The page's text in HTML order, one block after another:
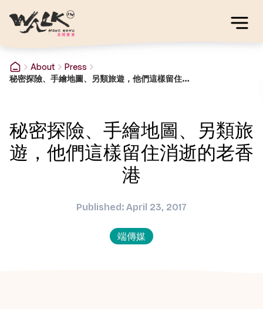
About
Press
秘密探險、手繪地圖、另類旅遊，他們這樣留住消逝的老香港
秘密探險、手繪地圖、另類旅
遊，他們這樣留住消逝的老香
港
Published: April 23, 2017
端傳媒